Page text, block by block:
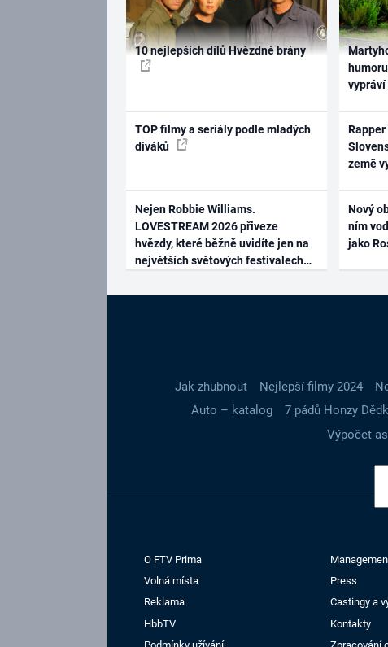
10 nejlepších dílů Hvězdné brány
TOP filmy a seriály podle mladých
diváků
Nejen Robbie Williams.
LOVESTREAM 2026 přiveze
hvězdy, které běžně uvidíte jen na
největších světových festivalech
vypráví
země
Nový
ním
jako
Jak zhubnout Nejlepší filmy 2024
Auto – katalog
7 pádů Honzy
Výpočet
O FTV Prima
Volná místa
Press
Reklama
Castingy a
HbbTV
Kontakty